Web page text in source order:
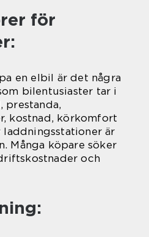
för
en elbil är det några
bilentusiaster tar i
prestanda,
kostnad, körkomfort
är
Många köpare söker
och